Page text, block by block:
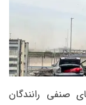
صنفی رانندگان